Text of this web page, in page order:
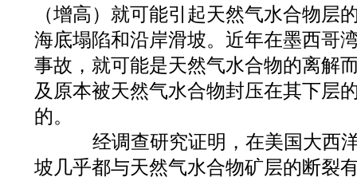
（增高）就可能引起天然气水合物层
海底塌陷和沿岸滑坡。近年在墨西哥
事故，就可能是天然气水合物的离解
及原本被天然气水合物封压在其下层
的。
经调查研究证明，在美国大西
坡几乎都与天然气水合物矿层的断裂